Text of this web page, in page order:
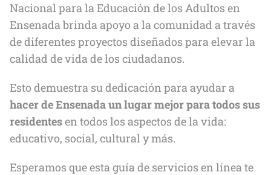
Nacional para la Educación de los Adultos en
Ensenada brinda apoyo a la comunidad a través
de diferentes proyectos diseñados para elevar la
calidad de vida de los ciudadanos.
Esto demuestra su dedicación para ayudar a
hacer de Ensenada un lugar mejor para todos sus
residentesen todos los aspectos de la vida:
educativo, social, cultural y más.
Esperamos que esta guía de servicios en línea te